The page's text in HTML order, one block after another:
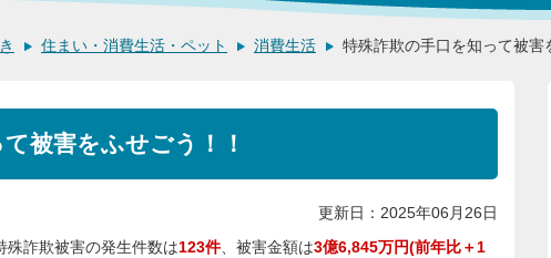
住まい・消費生活・ペット 消費生活 特殊詐欺の手口を知って被害
被害をふせごう！！
更新日：2025年06月26日
殊詐欺被害の発生件数は123件、被害金額は3億6,845万円(前年比＋1